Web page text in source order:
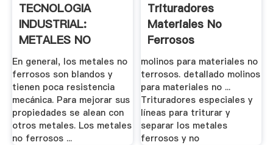
TECNOLOGIA
INDUSTRIAL:
METALES NO
FERROSOS
En general, los metales no
ferrosos son blandos y
tienen poca resistencia
mecánica. Para mejorar sus
propiedades se alean con
otros metales. Los metales
no ferrosos ...
Trituradores
Materiales No
Ferrosos
molinos para materiales no
terrosos. detallado molinos
para materiales no ...
Trituradores especiales y
líneas para triturar y
separar los metales
ferrosos y no